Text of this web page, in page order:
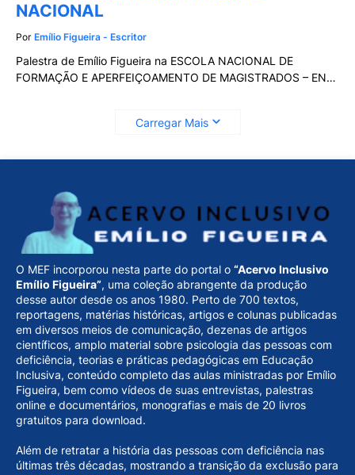
NACIONAL
Por Emílio Figueira - Escritor
Palestra de Emílio Figueira na ESCOLA NACIONAL DE
FORMAÇÃO E APERFEIÇOAMENTO DE MAGISTRADOS – EN…
Carregar Mais
O MEF incorporou nesta parte do portal o “Acervo Inclusivo
Emílio Figueira”, uma coleção abrangente da produção
desse autor desde os anos 1980. Perto de 700 textos,
reportagens, matérias históricas, artigos e colunas publicadas
em diversos meios de comunicação, dezenas de artigos
científicos, amplo material sobre psicologia das pessoas com
deficiência, teorias e práticas pedagógicas em Educação
Inclusiva, conteúdo completo das aulas ministradas por Emílio
Figueira, bem como vídeos de suas entrevistas, palestras
online e documentários, monografias e mais de 20 livros
gratuitos para download.
Além de retratar a história das pessoas com deficiência nas
últimas três décadas, mostrando a transição da exclusão para